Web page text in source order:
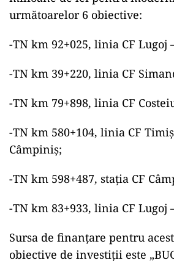
următoarelor 6 obiective:
-TN km 92+025, linia CF Lugoj
-TN km 39+220, linia CF
-TN km 79+898, linia CF
-TN km 580+104, linia CF
Câmpiniș;
-TN km 598+487, stația CF
-TN km 83+933, linia CF Lugoj
Sursa de finanțare pentru
obiective de investiții este